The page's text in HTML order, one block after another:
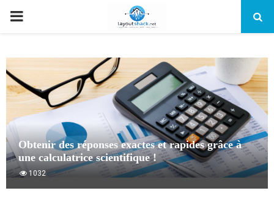
PRIMARY
Obtenir des réponses exactes et rapides grâce à
une calculatrice scientifique !
1032